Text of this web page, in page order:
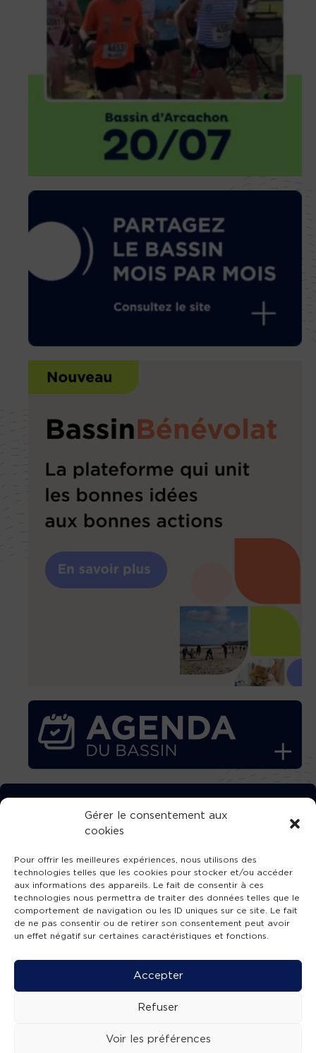
Gérer le consentement aux
cookies
Pour offrir les meilleures expériences, nous utilisons des
technologies telles que les cookies pour stocker et/ou accéder
aux informations des appareils. Le fait de consentir à ces
technologies nous permettra de traiter des données telles que le
comportement de navigation ou les ID uniques sur ce site. Le fait
de ne pas consentir ou de retirer son consentement peut avoir
un effet négatif sur certaines caractéristiques et fonctions.
Accepter
Refuser
Voir les préférences
TÉLÉCHARGEZ GRATUITEMENT
L’APPLICATION TVBA !
SUIVEZ-NOUS !
Mentions légales -Accessibilité